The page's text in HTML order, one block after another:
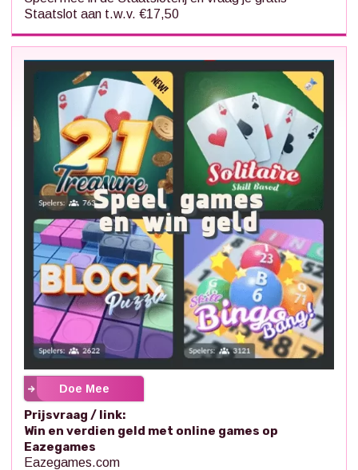
Staatslot aan t.w.v. €17,50
Doe Mee
Prijsvraag / link:
Win en verdien geld met online games op
Eazegames
Eazegames.com